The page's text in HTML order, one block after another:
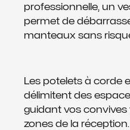
professionnelle, un
permet de
manteaux sans
Les potelets à corde
délimitent des
guidant vos convives
zones de la